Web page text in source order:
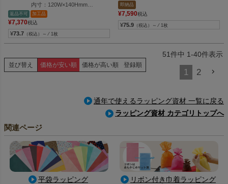
内寸：120W×140Hmm
外寸：120W×200Hmm
返品不可 加工品
¥7,370税込
¥73.7 （税込）～ ⁄ 1枚
即納品
¥7,590税込
¥75.9 （税込）～ ⁄ 1枚
並び替え 価格が安い順 価格が高い順 登録順
51件中 1-40件表示
1 2
通年で使えるラッピング資材 一覧に戻る
ラッピング資材 カテゴリトップへ
関連ページ
平袋ラッピング リボン付き巾着ラッピング